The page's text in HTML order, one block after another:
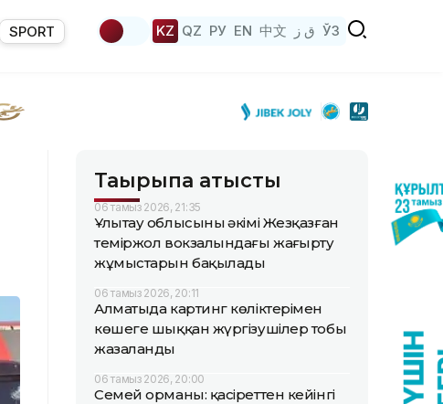
SPORT KZ QZ РУ EN 中文 ق ز ЎЗ
Тақырыпқа қатысты
06 тамыз 2026, 21:35
Ұлытау облысының әкімі Жезқазған
теміржол вокзалындағы жаңғырту
жұмыстарын бақылады
06 тамыз 2026, 20:11
Алматыда картинг көліктерімен
көшеге шыққан жүргізушілер тобы
жазаланды
06 тамыз 2026, 20:00
Семей орманы: қасіреттен кейінгі